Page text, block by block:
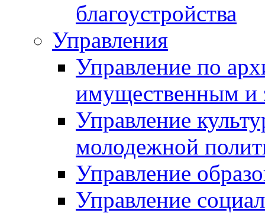
благоустройства
Управления
Управление по
имущественным и
Управление
молодежной
Управление
Управление